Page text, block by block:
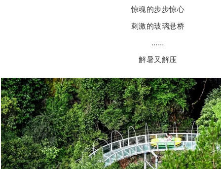
惊魂的步步惊心
刺激的玻璃悬桥
……
解暑又解压